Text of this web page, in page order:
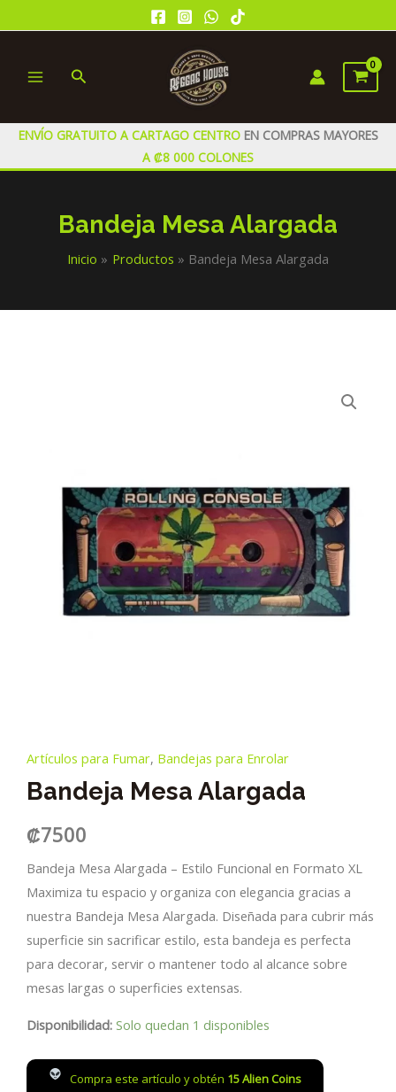
al
MENU
Buscar
ENVÍO GRATUITO A CARTAGO CENTRO EN COMPRAS MAYORES
A ₡8 000 COLONES
Bandeja Mesa Alargada
Inicio Productos Bandeja Mesa Alargada
Artículos para Fumar, Bandejas para Enrolar
Bandeja Mesa Alargada
₡7500
Bandeja Mesa Alargada – Estilo Funcional en Formato XL
Maximiza tu espacio y organiza con elegancia gracias a
nuestra Bandeja Mesa Alargada. Diseñada para cubrir más
superficie sin sacrificar estilo, esta bandeja es perfecta
para decorar, servir o mantener todo al alcance sobre
mesas largas o superficies extensas.
Disponibilidad: Solo quedan 1 disponibles
Compra este artículo y obtén 15Alien Coins